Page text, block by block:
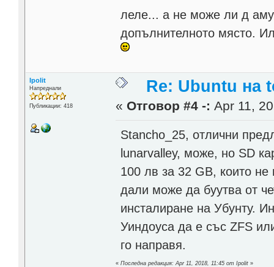
леле... а не може ли д аму
допълнителното място.
Ipolit
Напреднали
Публикации: 418
Re: Ubuntu на
« Отговор #4 -: Apr 11,
Stancho_25, отлични
lunarvalley, може, но SD
100 лв за 32 GB, които
дали може да буутва от
инсталиране на Убунту.
Уиндоуса да е със ZFS
го направя.
«Последна редакция: Apr 11, 2018, 11:45 от Ipolit »